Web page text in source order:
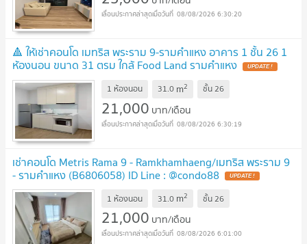
08/08/2026 6:30:20
🔺 ให้เช่าคอนโด เมทริส พระราม 9-รามคำแหง อาคาร 1 ชั้น 26 1
ห้องนอน ขนาด 31 ตรม ใกล้ Food Land รามคำแหง UPDATE !
1 ห้องนอน 31.0 m2 ชั้น26
21,000 บาท/เดือน
08/08/2026 6:30:19
เช่าคอนโด Metris Rama 9 - Ramkhamhaeng/เมทริส พระราม 9
- รามคำแหง (B6806058) ID Line : @condo88 UPDATE !
1 ห้องนอน 31.0 m2 ชั้น26
21,000 บาท/เดือน
08/08/2026 6:01:00